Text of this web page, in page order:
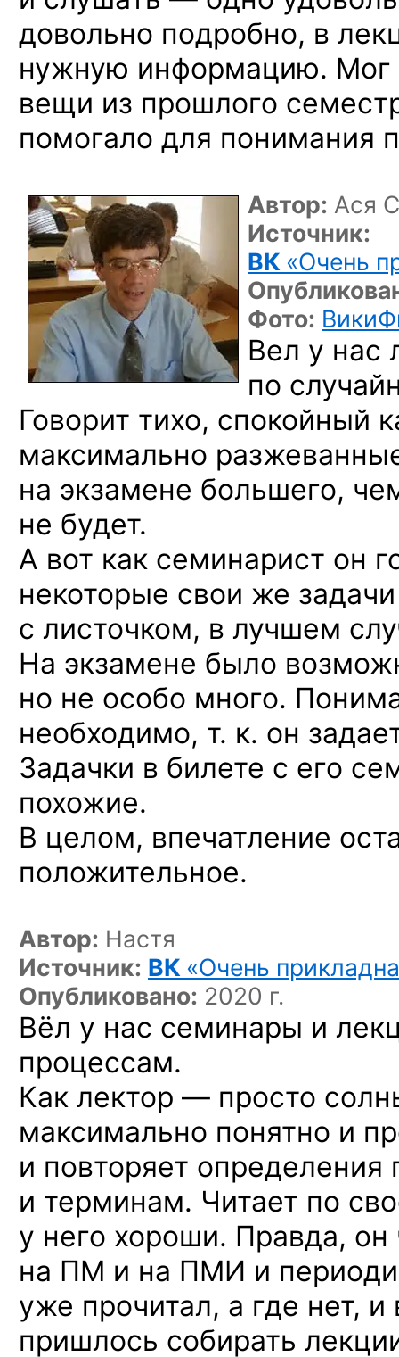
довольно подробно, в
нужную информацию. Мог
вещи из прошлого
помогало для понимания
Автор: Ася
Источник:
ВК «Очень
Фото:
Вел у нас
по
Говорит тихо, спокойный
максимально
на экзамене большего,
не будет.
А вот как семинарист он
некоторые свои же
с листочком, в лучшем
На экзамене было
но не особо много.
необходимо, т. к. он
Задачки в билете с его
похожие.
В целом, впечатление
положительное.
Автор: Настя
Источник: ВК «Очень
Опубликовано: 2020 г.
Вёл у нас семинары и
процессам.
Как лектор — просто
максимально понятно и
и повторяет
и терминам. Читает по
у него хороши. Правда, он
на ПМ и на ПМИ и
уже прочитал, а где нет,
пришлось собирать